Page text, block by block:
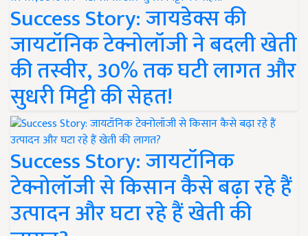
Success Story: जायडेक्स की
जायटॉनिक टेक्नोलॉजी ने बदली खेती
की तस्वीर, 30% तक घटी लागत और
सुधरी मिट्टी की सेहत!
Success Story: जायटॉनिक
टेक्नोलॉजी से किसान कैसे बढ़ा रहे हैं
उत्पादन और घटा रहे हैं खेती की